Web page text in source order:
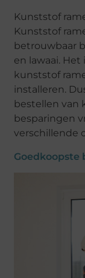
Kunststof
Kunststof
betrouwbaar
en lawaai.
kunststof
installeren.
bestellen van
besparingen
verschillende
Goedkoopste